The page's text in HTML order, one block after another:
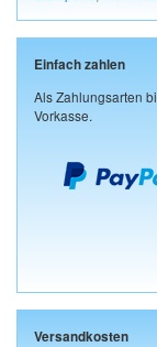
Einfach zahlen
Als Zahlungsarten
Vorkasse.
Versandkosten